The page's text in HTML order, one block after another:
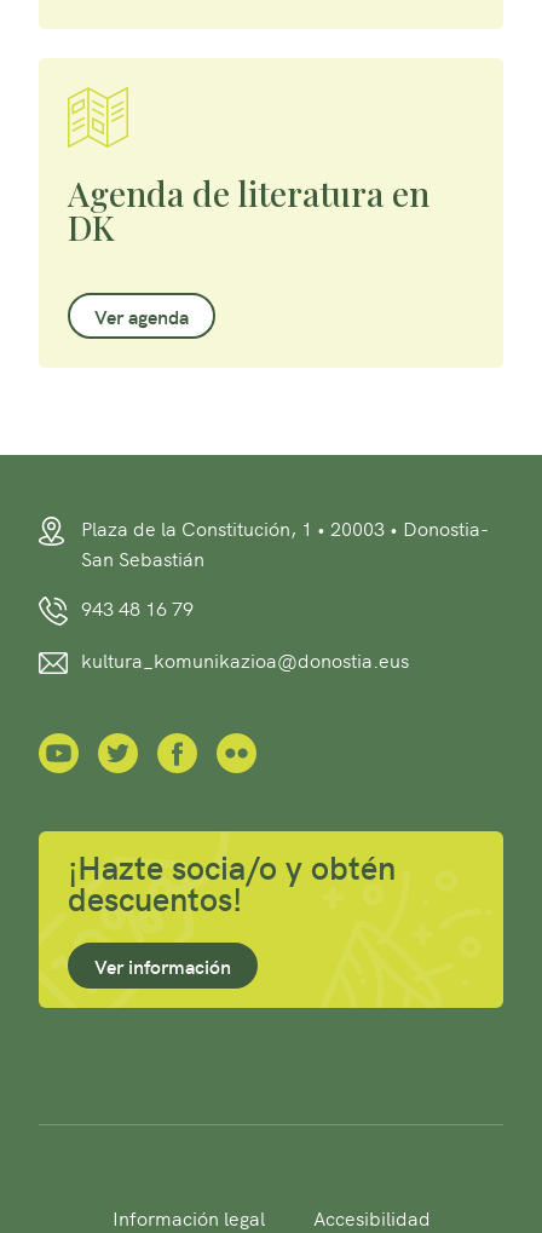
Agenda de literatura en
DK
Ver agenda
Plaza de la Constitución, 1 • 20003 • Donostia-
San Sebastián
943 48 16 79
kultura_komunikazioa@donostia.eus
¡Hazte socia/o y obtén
descuentos!
Ver información
Información legal Accesibilidad